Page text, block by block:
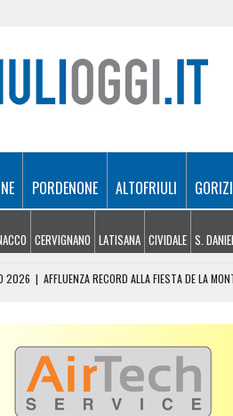
PORDENONE ALTOFRIULI
CERVIGNANO LATISANA CIVIDALE S.
2026 | AFFLUENZA RECORD ALLA FIESTA DE LA
LIMONATA PER COMPRARSI UN CIAO, MA UN
LA SITUAZIONE A CHIUSAFORTE, MALBORGHETTO